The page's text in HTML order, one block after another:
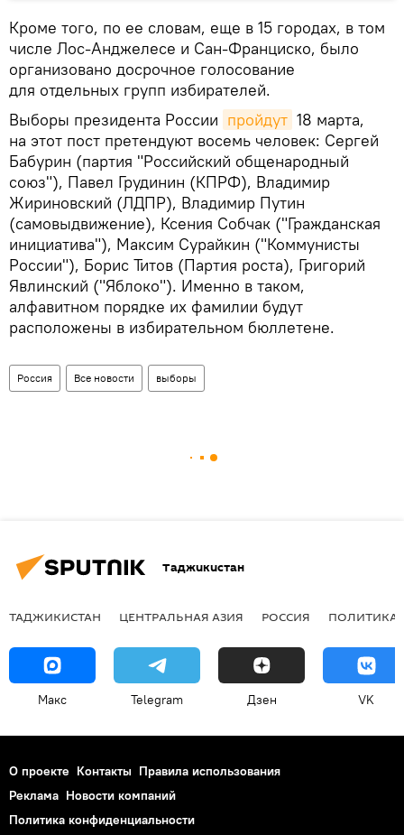
Кроме того, по ее словам, еще в 15 городах, в том
числе Лос-Анджелесе и Сан-Франциско, было
организовано досрочное голосование
для отдельных групп избирателей.
Выборы президента России пройдут 18 марта,
на этот пост претендуют восемь человек: Сергей
Бабурин (партия "Российский общенародный
союз"), Павел Грудинин (КПРФ), Владимир
Жириновский (ЛДПР), Владимир Путин
(самовыдвижение), Ксения Собчак ("Гражданская
инициатива"), Максим Сурайкин ("Коммунисты
России"), Борис Титов (Партия роста), Григорий
Явлинский ("Яблоко"). Именно в таком,
алфавитном порядке их фамилии будут
расположены в избирательном бюллетене.
Россия Все новости выборы
Таджикистан
ТАДЖИКИСТАН ЦЕНТРАЛЬНАЯ АЗИЯ РОССИЯ ПОЛИТИКА
Макс Telegram Дзен VK
О проекте Контакты Правила использования
Реклама Новости компаний
Политика конфиденциальности